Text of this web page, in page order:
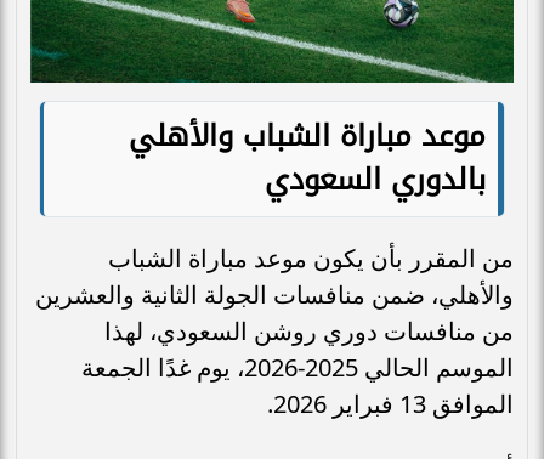
موعد مباراة الشباب والأهلي
بالدوري السعودي
من المقرر بأن يكون موعد مباراة الشباب
والأهلي، ضمن منافسات الجولة الثانية والعشرين
من منافسات دوري روشن السعودي، لهذا
الموسم الحالي 2025-2026، يوم غدًا الجمعة
الموافق 13 فبراير 2026.